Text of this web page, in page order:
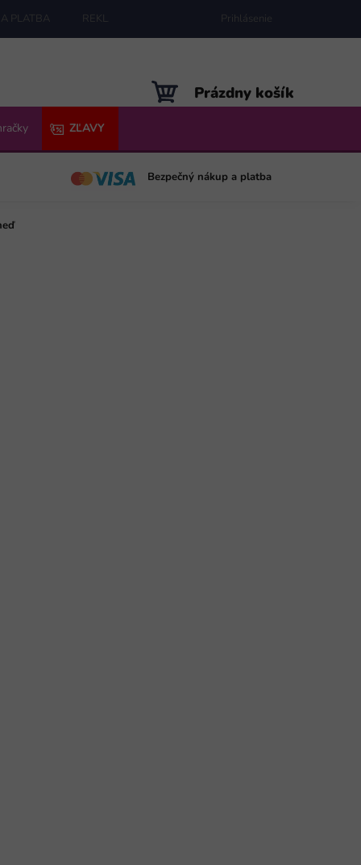
PLATBA REKLAMÁCIE MAPA SERVERU
Prihlásenie
NÁKUPNÝ
KOŠÍK
Prázdny košík
ZĽAVY
Bezpečný nákup a platba